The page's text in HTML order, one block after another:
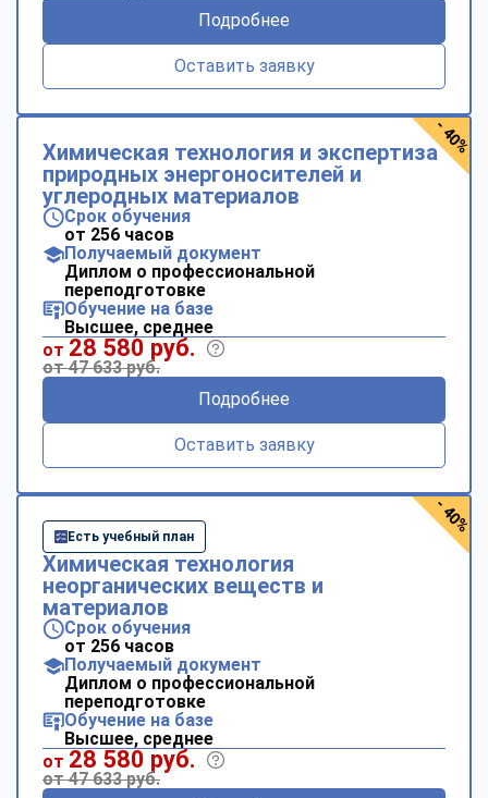
Подробнее
Оставить заявку
Химическая технология и экспертиза
природных энергоносителей и
углеродных материалов
Срок обучения
от 256 часов
Получаемый документ
Диплом о профессиональной
переподготовке
Обучение на базе
Высшее, среднее
от 28 580 руб.
от 47 633 руб.
Подробнее
Оставить заявку
- 40%
Есть учебный план
Химическая технология
неорганических веществ и
материалов
Срок обучения
от 256 часов
Получаемый документ
Диплом о профессиональной
переподготовке
Обучение на базе
Высшее, среднее
от 28 580 руб.
от 47 633 руб.
- 40%